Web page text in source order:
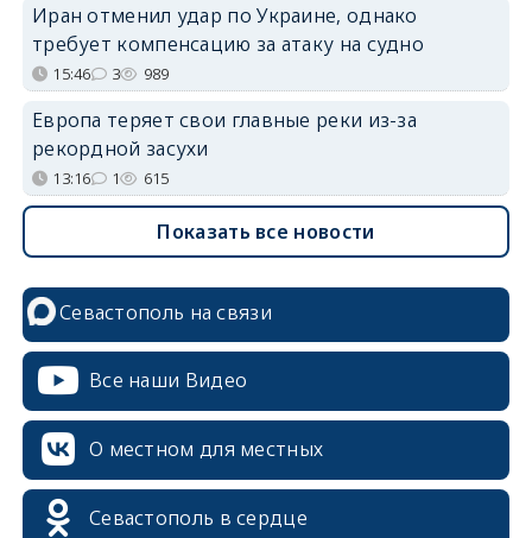
Иран отменил удар по Украине, однако
требует компенсацию за атаку на судно
15:46 3 989
Европа теряет свои главные реки из-за
рекордной засухи
13:16 1 615
Показать все новости
Севастополь на связи
Все наши Видео
О местном для местных
Севастополь в сердце